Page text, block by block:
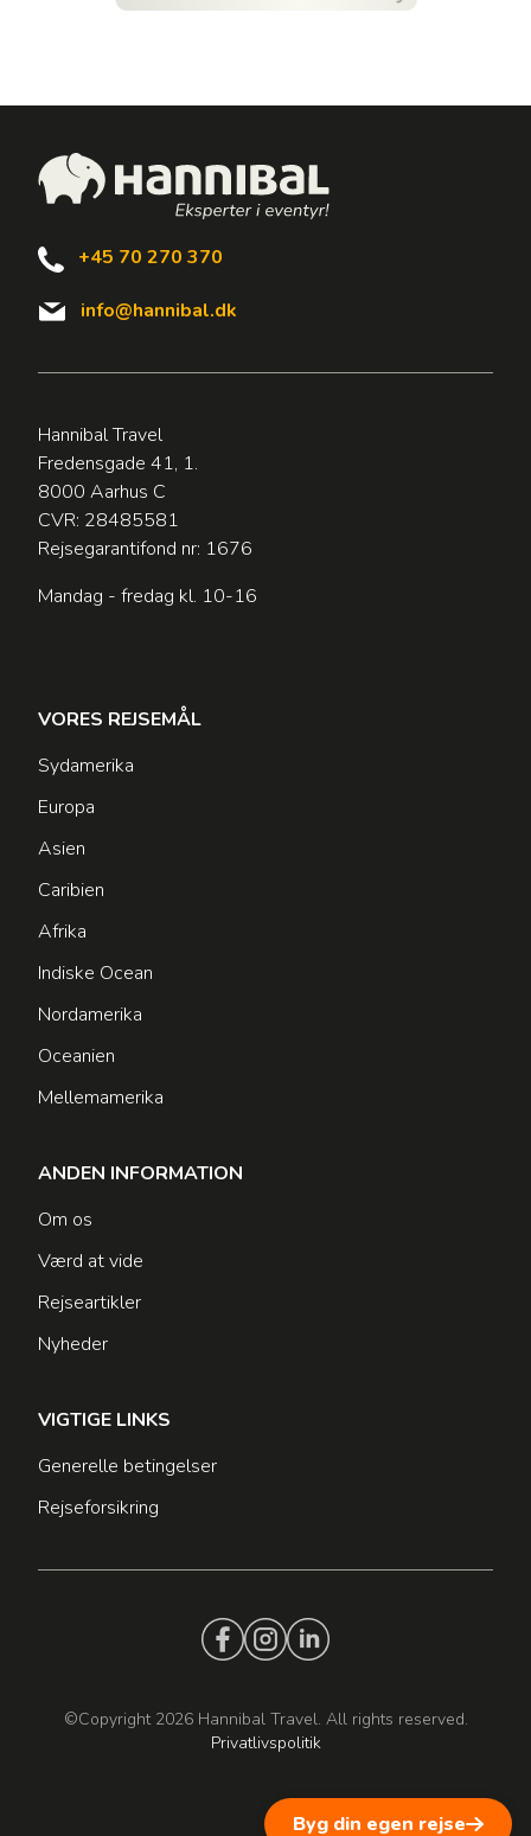
Byg din egen rejse
+45 70 270 370
info@hannibal.dk
Hannibal Travel
Fredensgade 41, 1.
8000 Aarhus C
CVR: 28485581
Rejsegarantifond nr: 1676
Mandag - fredag kl. 10-16
VORES REJSEMÅL
Sydamerika
Europa
Asien
Caribien
Afrika
Indiske Ocean
Nordamerika
Oceanien
Mellemamerika
ANDEN INFORMATION
Om os
Værd at vide
Rejseartikler
Nyheder
VIGTIGE LINKS
Generelle betingelser
Rejseforsikring
©Copyright 2026 Hannibal Travel. All rights reserved.
Privatlivspolitik